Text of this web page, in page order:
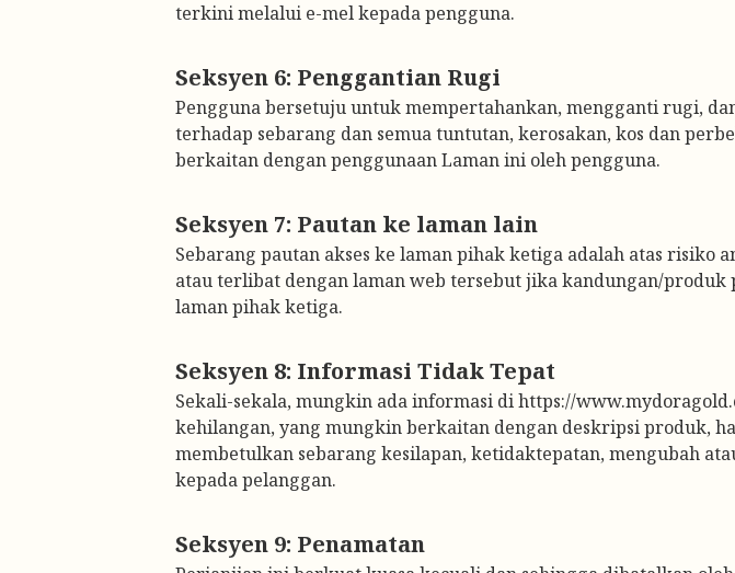
terkini melalui e-mel kepada pengguna.
Pengguna bersetuju untuk mempertahankan, mengganti rugi,
terhadap sebarang dan semua tuntutan, kerosakan, kos dan
berkaitan dengan penggunaan Laman ini oleh pengguna.
Sebarang pautan akses ke laman pihak ketiga adalah atas
atau terlibat dengan laman web tersebut jika kandungan/
laman pihak ketiga.
Sekali-sekala, mungkin ada informasi di https://
kehilangan, yang mungkin berkaitan dengan deskripsi produk,
membetulkan sebarang kesilapan, ketidaktepatan, mengubah
kepada pelanggan.